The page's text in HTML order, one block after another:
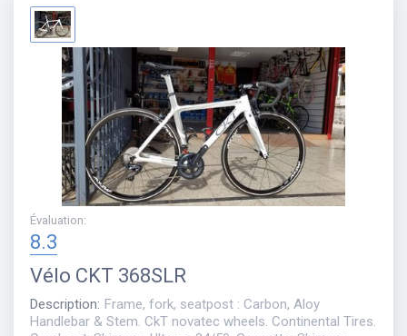
Évaluation:
8.3
Vélo CKT 368SLR
Description: Frame, fork, seatpost : Carbon, Aloy
Handlebar & Stem. CkT novatec wheels. Continental Tires.